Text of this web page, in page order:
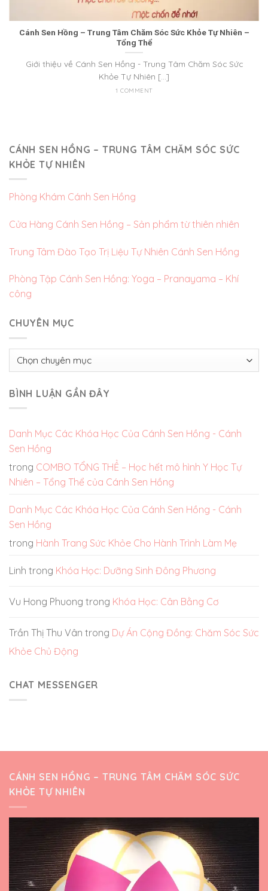
Cánh Sen Hồng – Trung Tâm Chăm Sóc Sức Khỏe Tự Nhiên –
Tổng Thể
Giới thiệu về Cánh Sen Hồng - Trung Tâm Chăm Sóc Sức
Khỏe Tự Nhiên [...]
1 COMMENT
CÁNH SEN HỒNG – TRUNG TÂM CHĂM SÓC SỨC
KHỎE TỰ NHIÊN
Phòng Khám Cánh Sen Hồng
Cửa Hàng Cánh Sen Hồng – Sản phẩm từ thiên nhiên
Trung Tâm Đào Tạo Trị Liệu Tự Nhiên Cánh Sen Hồng
Phòng Tập Cánh Sen Hồng: Yoga – Pranayama – Khí
công
CHUYÊN MỤC
Chuyên
BÌNH LUẬN GẦN ĐÂY
Danh Mục Các Khóa Học Của Cánh Sen Hồng - Cánh
Sen Hồng
trong COMBO TỔNG THỂ – Học hết mô hình Y Học Tự
Nhiên – Tổng Thể của Cánh Sen Hồng
Danh Mục Các Khóa Học Của Cánh Sen Hồng - Cánh
Sen Hồng
trong Hành Trang Sức Khỏe Cho Hành Trình Làm Mẹ
Linh trong Khóa Học: Dưỡng Sinh Đông Phương
Vu Hong Phuong trong Khóa Học: Cân Bằng Cơ
Trần Thị Thu Vân trong Dự Án Cộng Đồng: Chăm Sóc Sức
Khỏe Chủ Động
CHAT MESSENGER
CÁNH SEN HỒNG – TRUNG TÂM CHĂM SÓC SỨC
KHỎE TỰ NHIÊN